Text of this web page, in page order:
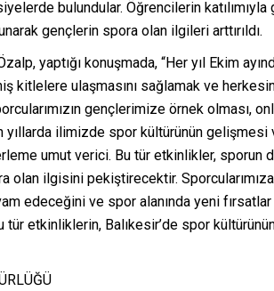
bulundular. Öğrencilerin
gençlerin spora olan ilgileri arttırıldı.
yaptığı konuşmada, “Her yıl Ekim
kitlelere ulaşmasını sağlamak ve
gençlerimize örnek olması,
yıllarda ilimizde spor kültürünün
umut verici. Bu tür etkinlikler, sporun
olan ilgisini pekiştirecektir.
edeceğini ve spor alanında yeni fırsatlar
etkinliklerin, Balıkesir’de spor